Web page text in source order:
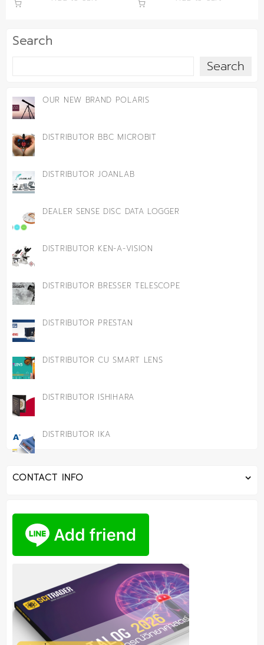
Search
Search
OUR NEW BRAND POLARIS
DISTRIBUTOR BBC MICROBIT
DISTRIBUTOR JOANLAB
DEALER SENSE DISC DATA LOGGER
DISTRIBUTOR KEN-A-VISION
DISTRIBUTOR BRESSER TELESCOPE
DISTRIBUTOR PRESTAN
DISTRIBUTOR CU SMART LENS
DISTRIBUTOR ISHIHARA
DISTRIBUTOR IKA
CONTACT INFO